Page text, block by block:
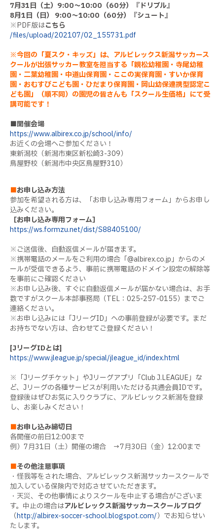
7月31日（土） 9:00～10:00 （60分）『ドリブル』
8月1日（日） 9:00～10:00 （60分）『シュート』
※PDF版はこちら
/files/upload/202107/02_155731.pdf
※今回の「夏スク・キッズ」は、アルビレックス新潟サッカース
クールが出張サッカー教室を担当する「親松幼稚園・寺尾幼稚
園・二葉幼稚園・中道山保育園・ここの実保育園・すいか保育
園・おむすびこども園・ひだまり保育園・岡山幼保連携型認定こ
ども園」（順不同）の園児の皆さんも「スクール生価格」にて受
講可能です！
■開催会場
https://www.albirex.co.jp/school/info/
お近くの会場へご参加ください！
東新潟校（新潟市東区新松崎3-309）
鳥屋野校（新潟市中央区鳥屋野310）
■お申し込み方法
参加を希望される方は、「お申し込み専用フォーム」からお申し
込みください。
［お申し込み専用フォーム］
https://ws.formzu.net/dist/S88405100/
※ご送信後、自動返信メールが届きます。
※携帯電話のメールをご利用の場合「@albirex.co.jp」からのメ
ールが受信できるよう、事前に携帯電話のドメイン設定の解除等
を事前にご確認ください
※お申し込み後、すぐに自動返信メールが届かない場合は、お手
数ですがスクール本部事務局（TEL ： 025-257-0155）までご
連絡ください。
※お申し込みには「JリーグID」への事前登録が必要です。まだ
お持ちでない方は、合わせてご登録ください！
[JリーグIDとは]
https://www.jleague.jp/special/jleague_id/index.html
※「Jリーグチケット」やJリーグアプリ「Club J.LEAGUE」な
ど、 Jリーグの各種サービスが利用いただける共通会員IDです。
登録後はぜひお気に入りクラブに、アルビレックス新潟を登録
し、お楽しみください！
■お申し込み締切日
各開催の前日12:00まで
例） 7月31日（土）開催の場合 →7月30日（金） 12:00まで
■その他注意事項
・怪我等をされた場合、アルビレックス新潟サッカースクールで
加入している保険内で対応させていただきます。
・天災、その他事情によりスクールを中止する場合がございま
す。中止の場合はアルビレックス新潟サッカースクールブログ
（http://albirex-soccer-school.blogspot.com/）でお知らせい
たします。